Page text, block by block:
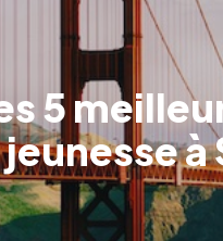
5
jeunesse à